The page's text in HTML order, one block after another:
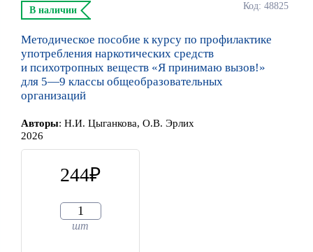
Код: 48825
В наличии
Методическое пособие к курсу по профилактике
употребления наркотических средств
и психотропных веществ «Я принимаю вызов!»
для 5—9 классы общеобразовательных
организаций
Авторы: Н.И. Цыганкова, О.В. Эрлих
2026
244
шт